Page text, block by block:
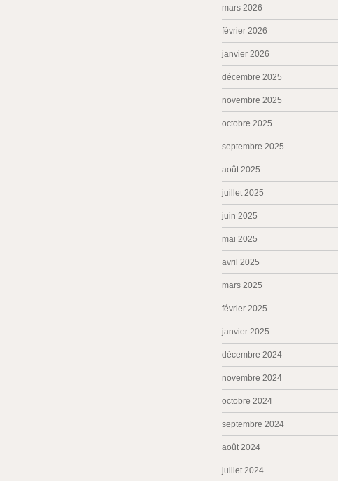
mars 2026
février 2026
janvier 2026
décembre 2025
novembre 2025
octobre 2025
septembre 2025
août 2025
juillet 2025
juin 2025
mai 2025
avril 2025
mars 2025
février 2025
janvier 2025
décembre 2024
novembre 2024
octobre 2024
septembre 2024
août 2024
juillet 2024